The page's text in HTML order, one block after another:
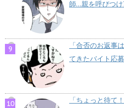
師…親を呼びつけ
「合否のお返事
てきたバイト応
「ちょっと待て